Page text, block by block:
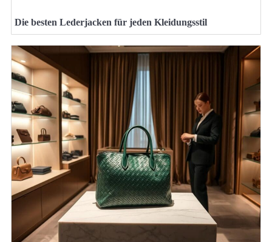
Die besten Lederjacken für jeden Kleidungsstil